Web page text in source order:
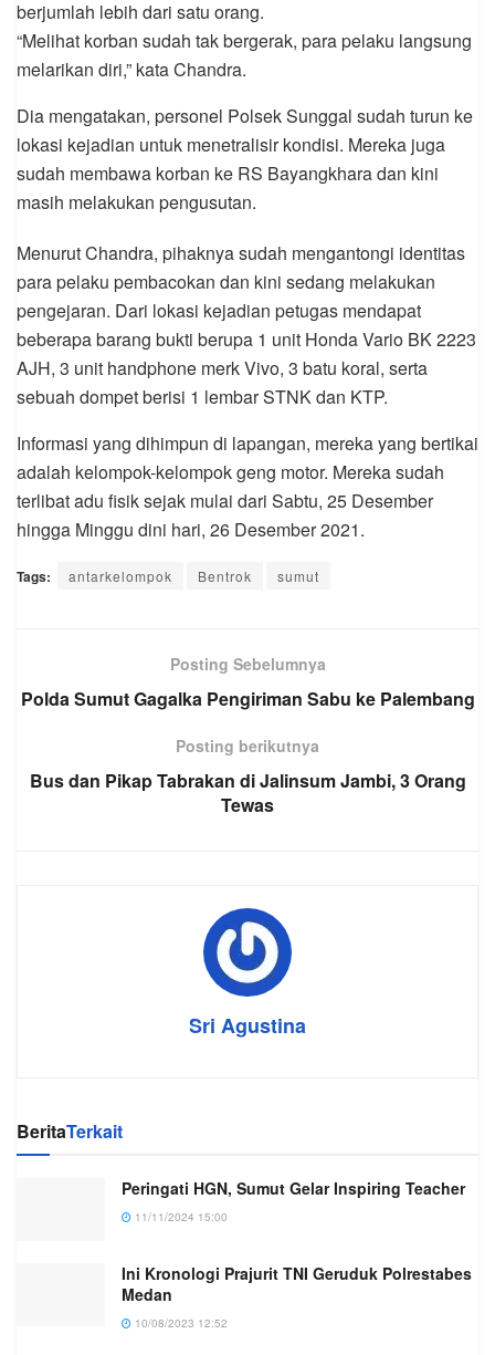
berjumlah lebih dari satu orang.
“Melihat korban sudah tak bergerak, para pelaku langsung
melarikan diri,” kata Chandra.
Dia mengatakan, personel Polsek Sunggal sudah turun ke
lokasi kejadian untuk menetralisir kondisi. Mereka juga
sudah membawa korban ke RS Bayangkhara dan kini
masih melakukan pengusutan.
Menurut Chandra, pihaknya sudah mengantongi identitas
para pelaku pembacokan dan kini sedang melakukan
pengejaran. Dari lokasi kejadian petugas mendapat
beberapa barang bukti berupa 1 unit Honda Vario BK 2223
AJH, 3 unit handphone merk Vivo, 3 batu koral, serta
sebuah dompet berisi 1 lembar STNK dan KTP.
Informasi yang dihimpun di lapangan, mereka yang bertikai
adalah kelompok-kelompok geng motor. Mereka sudah
terlibat adu fisik sejak mulai dari Sabtu, 25 Desember
hingga Minggu dini hari, 26 Desember 2021.
Tags: antarkelompok Bentrok sumut
Posting Sebelumnya
Polda Sumut Gagalka Pengiriman Sabu ke Palembang
Posting berikutnya
Bus dan Pikap Tabrakan di Jalinsum Jambi, 3 Orang
Tewas
Sri Agustina
BeritaTerkait
Peringati HGN, Sumut Gelar Inspiring Teacher
11/11/2024 15:00
Ini Kronologi Prajurit TNI Geruduk Polrestabes
Medan
10/08/2023 12:52